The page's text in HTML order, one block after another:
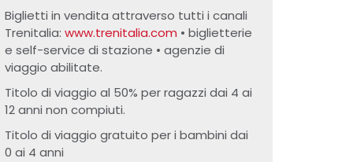
Biglietti in vendita attraverso tutti i canali
Trenitalia: www.trenitalia.com • biglietterie
e self-service di stazione • agenzie di
viaggio abilitate.
Titolo di viaggio al 50% per ragazzi dai 4 ai
12 anni non compiuti.
Titolo di viaggio gratuito per i bambini dai
0 ai 4 anni